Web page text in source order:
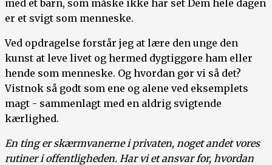
med et barn, som måske ikke har set Dem hele dagen
er et svigt som menneske.
Ved opdragelse forstår jeg at lære den unge den
kunst at leve livet og hermed dygtiggøre ham eller
hende som menneske. Og hvordan gør vi så det?
Vistnok så godt som ene og alene ved eksemplets
magt - sammenlagt med en aldrig svigtende
kærlighed.
En ting er skærmvanerne i privaten, noget andet vores
rutiner i offentligheden. Har vi et ansvar for, hvordan